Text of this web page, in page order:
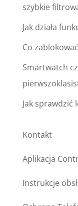
szybkie
Jak działa
Co
Smartwatch
Jak sprawdzić
Kontakt
Aplikacja
Instrukcje